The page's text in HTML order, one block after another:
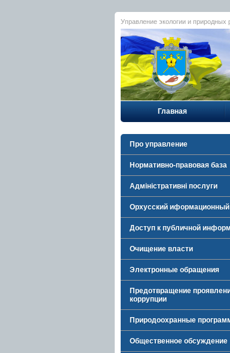
Управление экологии и природных
Главная
Про управление
Нормативно-правовая база
Адміністративні послуги
Орхусский иформационный
Доступ к публичной
Очищение власти
Электронные обращения
Предотвращение
коррупции
Природоохранные
Общественное обсуждение